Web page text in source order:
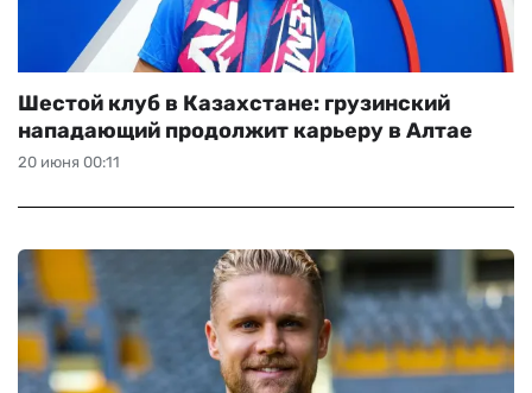
20 июня 00:11
Шестой клуб в Казахстане: грузинский
нападающий продолжит карьеру в Алтае